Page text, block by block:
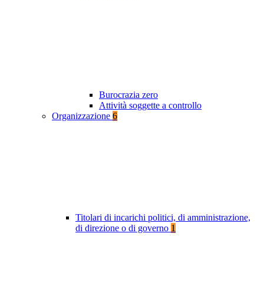
Burocrazia zero
Attività soggette a controllo
Organizzazione 6
Titolari di incarichi politici, di amministrazione,
di direzione o di governo 1